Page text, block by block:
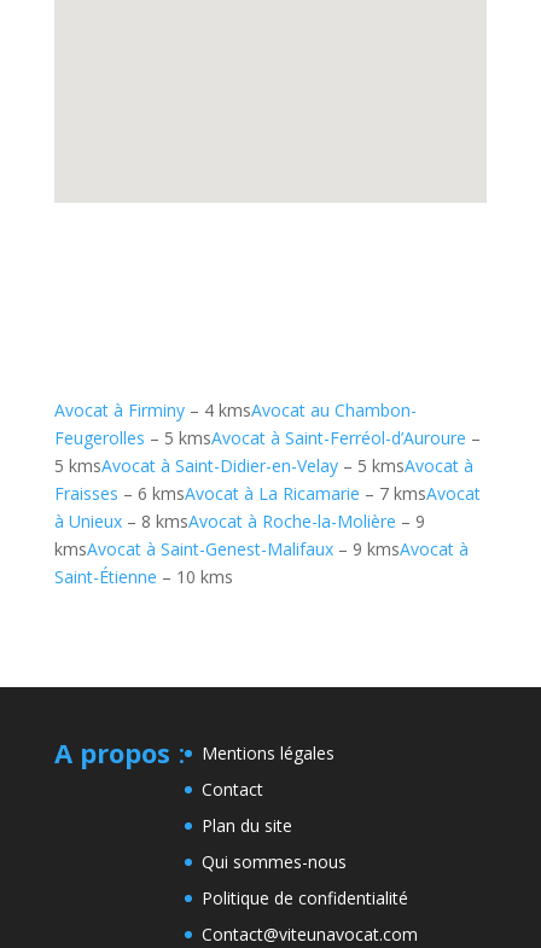
Avocat à Firminy– 4 kmsAvocat au Chambon-
Feugerolles – 5 kmsAvocat à Saint-Ferréol-d’Auroure –
5 kmsAvocat à Saint-Didier-en-Velay– 5 kmsAvocat à
Fraisses – 6 kmsAvocat à La Ricamarie – 7 kmsAvocat
à Unieux– 8 kmsAvocat à Roche-la-Molière – 9
kmsAvocat à Saint-Genest-Malifaux– 9 kmsAvocat à
Saint-Étienne – 10 kms
A propos :
Mentions légales
Contact
Plan du site
Qui sommes-nous
Politique de confidentialité
Contact@viteunavocat.com